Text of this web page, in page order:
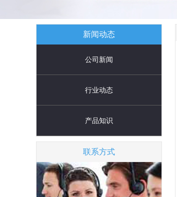
新闻动态
公司新闻
行业动态
产品知识
联系方式